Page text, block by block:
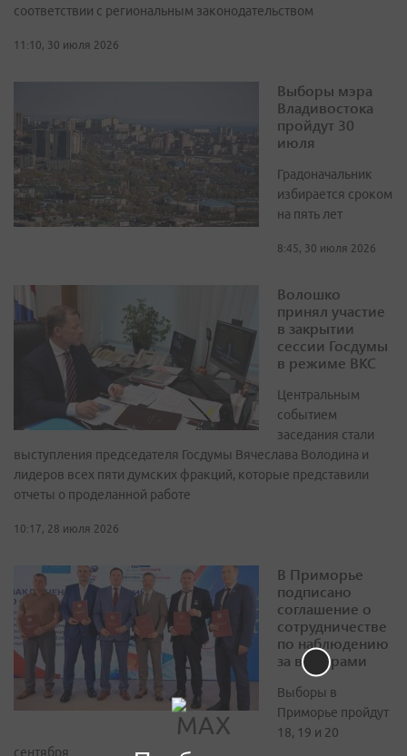
соответствии с региональным законодательством
11:10, 30 июля 2026
Выборы мэра
Владивостока
пройдут 30
июля
Градоначальник
избирается сроком
на пять лет
8:45, 30 июля 2026
Волошко
принял участие
в закрытии
сессии Госдумы
в режиме ВКС
Центральным
событием
заседания стали
выступления председателя Госдумы Вячеслава Володина и
лидеров всех пяти думских фракций, которые представили
отчеты о проделанной работе
10:17, 28 июля 2026
В Приморье
подписано
соглашение о
сотрудничестве
по наблюдению
за выборами
Выборы в
Приморье пройдут
18, 19 и 20
сентября